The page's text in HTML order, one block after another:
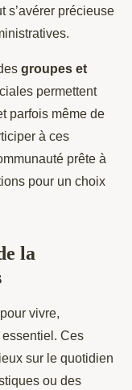
s’avérer précieuse
groupes et
permettent
parfois même de
à ces
prête à
pour un choix
la
vivre,
essentiel. Ces
sur le quotidien
ou des